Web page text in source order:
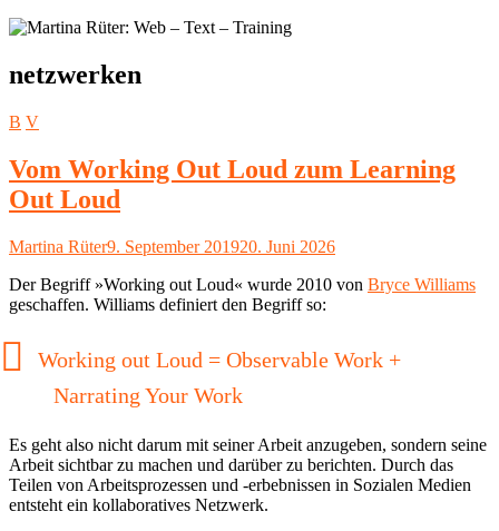
Schlagwort:
netzwerken
B V
Vom Working Out Loud zum Learning
Out Loud
Autor
Martina RüterVeröffentlicht
9. September 201920. Juni 2026
Der Begriff »Working out Loud« wurde 2010 von Bryce Williams
geschaffen. Williams definiert den Begriff so:
Working out Loud = Observable Work +
Narrating Your Work
Es geht also nicht darum mit seiner Arbeit anzugeben, sondern seine
Arbeit sichtbar zu machen und darüber zu berichten. Durch das
Teilen von Arbeitsprozessen und -erbebnissen in Sozialen Medien
entsteht ein kollaboratives Netzwerk.